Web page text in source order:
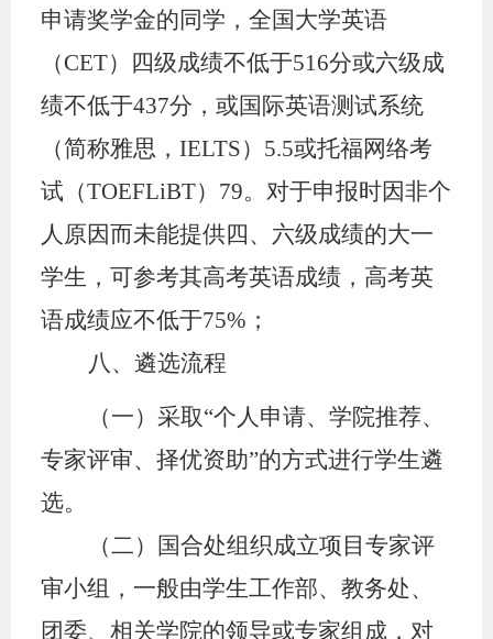
申请奖学金的同学，全国大学英语
（CET）四级成绩不低于516分或六级成
绩不低于437分，或国际英语测试系统
（简称雅思，IELTS）5.5或托福网络考
试（TOEFLiBT）79。对于申报时因非个
人原因而未能提供四、六级成绩的大一
学生，可参考其高考英语成绩，高考英
语成绩应不低于75%；
八、 遴选流程
（一）采取“个人申请、学院推荐、
专家评审、择优资助”的方式进行学生遴
选。
（二）国合处组织成立项目专家评
审小组，一般由学生工作部、教务处、
团委、相关学院的领导或专家组成，对